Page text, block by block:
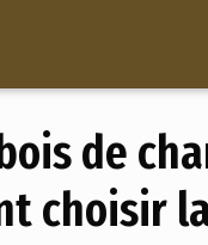
de
choisir